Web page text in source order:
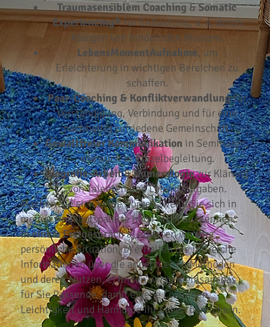
Traumasensiblem Coaching&Somatic
Experiencing®für Entlastung, u. a. durch
Ablegen von hindernden Mustern.
LebensMomentAufnahme, um
Erleichterung in wichtigen Bereichen zu
schaffen.
Paar-Coaching & Konfliktverwandlungfür
Verständigung, Verbindung und für eine
nachhaltig zufriedene Gemeinschaft.
Gewaltfreier Kommunikation in Seminaren,
wie auch in Einzelbegleitung.
Biografie-Arbeit&Numerologiezur Klärung
von Talenten und Lebensaufgaben.
Machen Sie sich keine Sorgen, wenn Sie sich in
meiner Angebotspalette noch nicht auskennen.
In einem Erstgesprächa) erfassen wir Ihre
persönliche Situation, b) erhalten Sie hilfreiche
Informationen über die angebotenen Methoden
und deren Nutzen, c) finden wir gemeinsam das
für Sie Passende, damit eigene Lösungen,
Leichtigkeit und Harmonie Ihr Leben bereichern.